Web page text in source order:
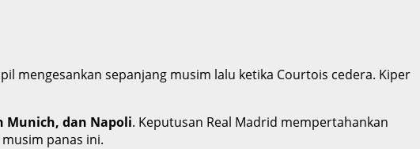
mengesankan sepanjang musim lalu ketika Courtois cedera. Kiper
Munich, dan Napoli. Keputusan Real Madrid mempertahankan
panas ini.